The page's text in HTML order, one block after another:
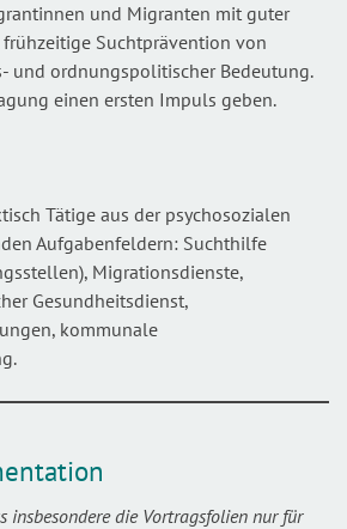
und Migranten mit guter
Suchtprävention von
und ordnungspolitischer Bedeutung.
einen ersten Impuls geben.
Tätige aus der psychosozialen
Aufgabenfeldern: Suchthilfe
Migrationsdienste,
Gesundheitsdienst,
kommunale
insbesondere die Vortragsfolien nur für